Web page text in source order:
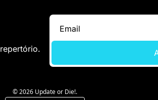
© 2026 Update or Die!.